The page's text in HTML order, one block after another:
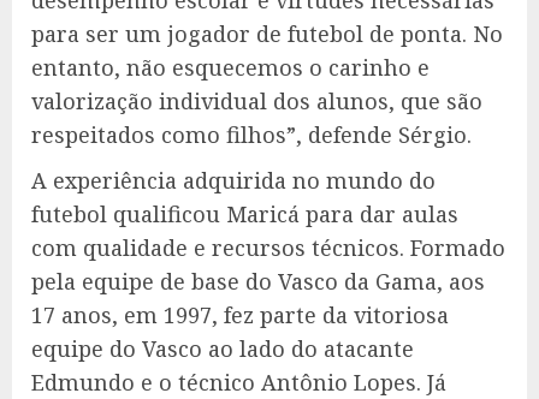
para ser um jogador de futebol de ponta. No
entanto, não esquecemos o carinho e
valorização individual dos alunos, que são
respeitados como filhos”, defende Sérgio.
A experiência adquirida no mundo do
futebol qualificou Maricá para dar aulas
com qualidade e recursos técnicos. Formado
pela equipe de base do Vasco da Gama, aos
17 anos, em 1997, fez parte da vitoriosa
equipe do Vasco ao lado do atacante
Edmundo e o técnico Antônio Lopes. Já